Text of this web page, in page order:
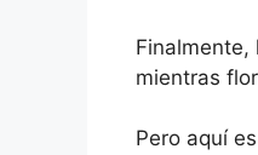
mientras
Pero aquí